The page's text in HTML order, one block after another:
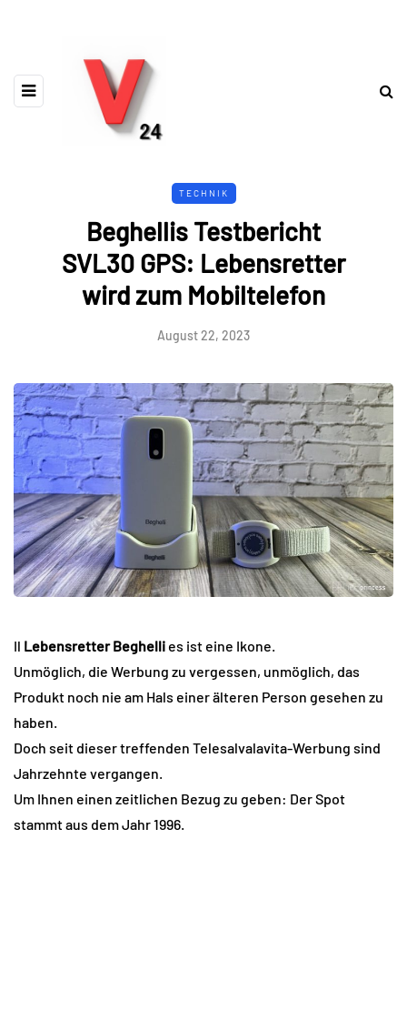
TECHNIK
Beghellis Testbericht
SVL30 GPS: Lebensretter
wird zum Mobiltelefon
August 22, 2023
Il Lebensretter Beghelli es ist eine Ikone.
Unmöglich, die Werbung zu vergessen, unmöglich, das
Produkt noch nie am Hals einer älteren Person gesehen zu
haben.
Doch seit dieser treffenden Telesalvalavita-Werbung sind
Jahrzehnte vergangen.
Um Ihnen einen zeitlichen Bezug zu geben: Der Spot
stammt aus dem Jahr 1996.